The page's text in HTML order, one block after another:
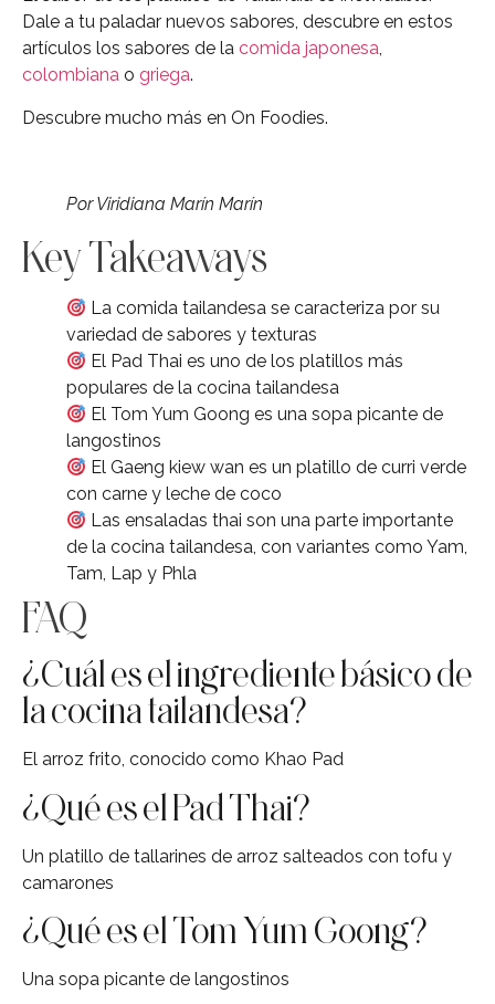
Dale a tu paladar nuevos sabores, descubre en estos
artículos los sabores de la comida japonesa,
colombiana o griega.
Descubre mucho más en On Foodies.
Por Viridiana Marín Marín
Key Takeaways
La comida tailandesa se caracteriza por su
variedad de sabores y texturas
El Pad Thai es uno de los platillos más
populares de la cocina tailandesa
El Tom Yum Goong es una sopa picante de
langostinos
El Gaeng kiew wan es un platillo de curri verde
con carne y leche de coco
Las ensaladas thai son una parte importante
de la cocina tailandesa, con variantes como Yam,
Tam, Lap y Phla
FAQ
¿Cuál es el ingrediente básico de
la cocina tailandesa?
El arroz frito, conocido como Khao Pad
¿Qué es el Pad Thai?
Un platillo de tallarines de arroz salteados con tofu y
camarones
¿Qué es el Tom Yum Goong?
Una sopa picante de langostinos